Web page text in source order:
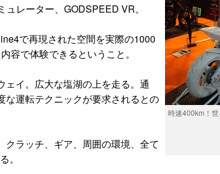
時速400km！
レーター、GODSPEED VR。
で再現された空間を実際の1000
容で体験できるということ。
イ。広大な塩湖の上を走る。通
な運転テクニックが要求されるとの
ラッチ、ギア、周囲の環境、全て
。